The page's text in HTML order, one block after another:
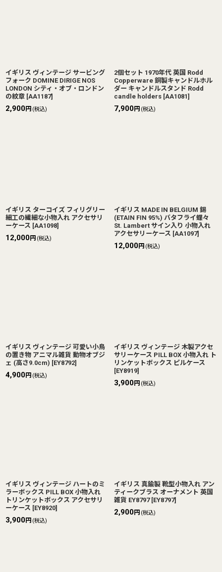
イギリス ヴィンテージ サービング
フォーク DOMINE DIRIGE NOS
LONDON シティ・オブ・ロンドン
の紋章 [AA1187]
2,900円 (税込)
2個セット 1970年代 英国 Rodd
Copperware 銅製キャンドルホル
ダー キャンドルスタンド Rodd
candle holders [AA1081]
7,900円 (税込)
イギリス ターコイズ フィリグリー
細工の繊細な小物入れ アクセサリ
ーケース [AA1098]
12,000円 (税込)
イギリス MADE IN BELGIUM 錫
(ETAIN FIN 95%) バタフライ蝶々
St. Lambert サイン入り 小物入れ
アクセサリーケース [AA1097]
12,000円 (税込)
イギリス ヴィンテージ 可愛い小鳥
の置き物 アニマル雑貨 動物オブジ
ェ (高さ9.0cm) [EY8792]
4,900円 (税込)
イギリス ヴィンテージ 木製アクセ
サリーケース PILL BOX 小物入れ ト
リンケットボックス ピルケース
[EY8919]
3,900円 (税込)
イギリス ヴィンテージ ハートのミ
ラーボックス PILL BOX 小物入れ
トリンケットボックス アクセサリ
ーケース [EY8920]
3,900円 (税込)
イギリス 真鍮製 靴型小物入れ アン
ティークブラス オーナメント 英国
雑貨 EY8797 [EY8797]
2,900円 (税込)